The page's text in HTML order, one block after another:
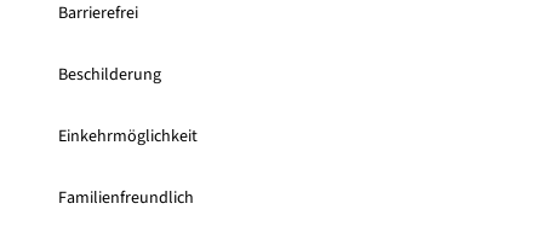
Barrierefrei
Beschilderung
Einkehrmöglichkeit
Familienfreundlich